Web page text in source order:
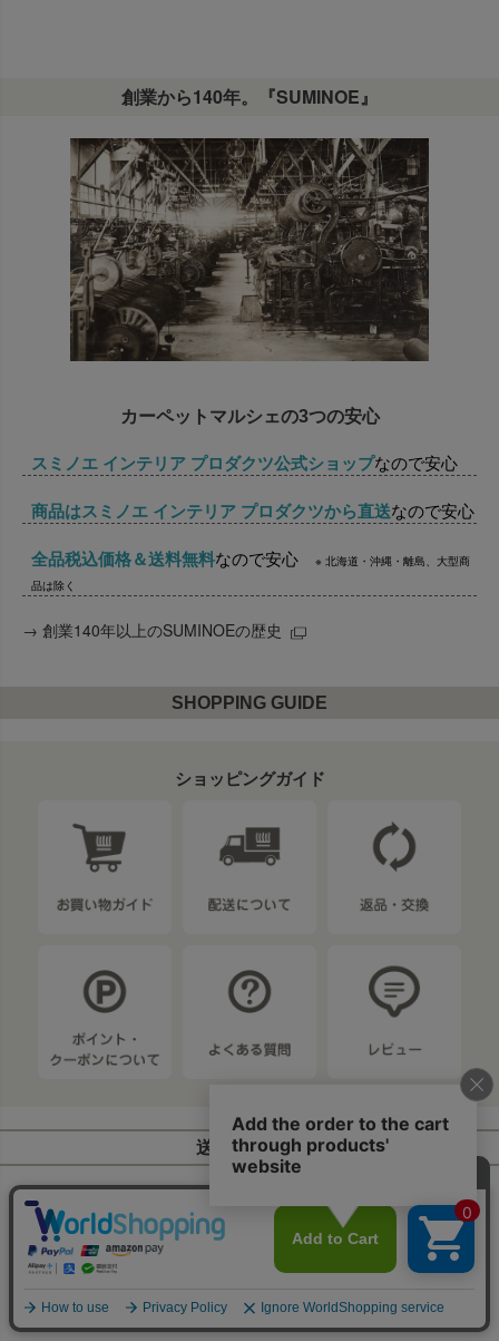
創業から140年。『SUMINOE』
カーペットマルシェの3つの安心
スミノエ インテリア プロダクツ公式ショップなので安心
商品はスミノエ インテリア プロダクツから直送なので安心
全品税込価格＆送料無料なので安心
※ 北海道・沖縄・離島、大型商
品は除く
→ 創業140年以上のSUMINOEの歴史
SHOPPING GUIDE
ショッピングガイド
送料について
※ 北海道・沖縄・離島、大型商品は除く →詳しくはこちら